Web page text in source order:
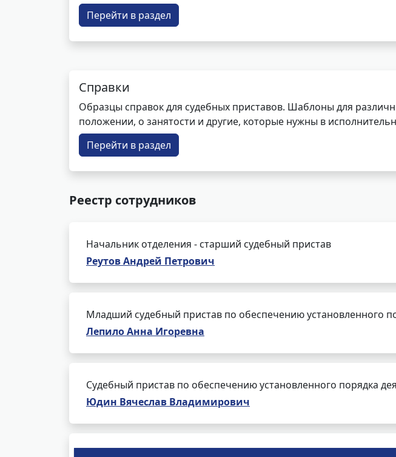
Перейти в раздел
Справки
Образцы справок для судебных приставов. Шаблоны для
положении, о занятости и другие, которые нужны в
Перейти в раздел
Реестр сотрудников
Начальник отделения - старший судебный пристав
Реутов Андрей Петрович
Младший судебный пристав по обеспечению установленного
Лепило Анна Игоревна
Судебный пристав по обеспечению установленного порядка
Юдин Вячеслав Владимирович